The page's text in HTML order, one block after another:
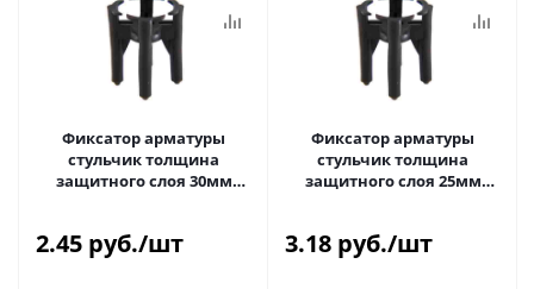
Фиксатор арматуры
стульчик толщина
защитного слоя 30мм
2.45 руб./шт
Фиксатор арматуры
стульчик толщина
защитного слоя 25мм
3.18 руб./шт